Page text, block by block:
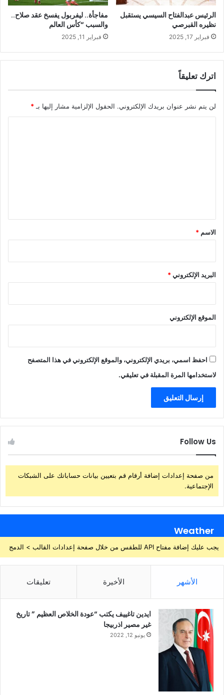
الرئيس عبدالفتاح السيسي يستقبل
نظيره القبرصي
فبراير 17, 2025
مفاجأة.. ليفربول يفسخ عقد صلاح..
والسبب “كأس العالم
فبراير 11, 2025
اترك تعليقاً
لن يتم نشر عنوان بريدك الإلكتروني. الحقول الإلزامية مشار إليها بـ *
*
الاسم *
البريد الإلكتروني*
الموقع الإلكتروني
احفظ اسمي، بريدي الإلكتروني، والموقع الإلكتروني في هذا المتصفح
لاستخدامها المرة المقبلة في تعليقي.
Follow Us
من صفحة إعدادات إضافة أرقام قم بتعيين بيانات حساباتك على الشبكات
الإجتماعية.
Weather
يجب عليك إضافة مفتاح API للطقس من خلال صفحة إعدادات القالب > الدمج
الأشهر الأخيرة تعليقات
ايدين تاغييف يكتب “عودة الخلاص العظيم ” تاريخ
غير مصير اذربيجا
يونيو 12, 2022